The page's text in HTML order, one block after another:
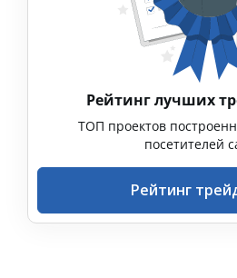
Рейтинг лучших
ТОП проектов
посетителей
Рейтинг